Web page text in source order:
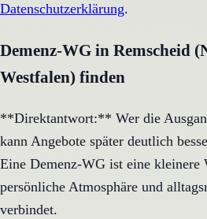
Datenschutzerklärung.
Demenz-WG in Remscheid
Westfalen) finden
**Direktantwort:** Wer die
kann Angebote später deutlich
Eine Demenz-WG ist eine kleinere
persönliche Atmosphäre und
verbindet.